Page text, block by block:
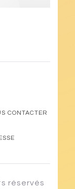
CONTACTER
réservés